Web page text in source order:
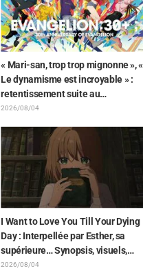
« Mari-san, trop trop mignonne », «
Le dynamisme est incroyable » :
retentissement suite au
dévoilement d'un superbe dessin
représentant les trois filles de «
Neon Genesis Evangelion » en
combinaison Plugsuit
2026/08/04
I Want to Love You Till Your Dying
Day : Interpellée par Esther, sa
supérieure… Synopsis, visuels,
bande-annonce WEB et affiches
2026/08/04